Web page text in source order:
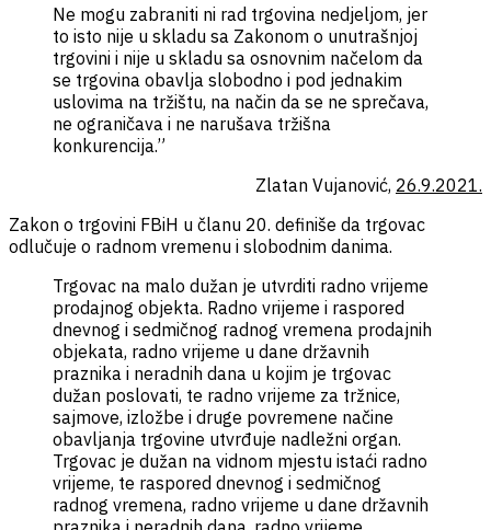
Ne mogu zabraniti ni rad trgovina nedjeljom, jer
to isto nije u skladu sa Zakonom o unutrašnjoj
trgovini i nije u skladu sa osnovnim načelom da
se trgovina obavlja slobodno i pod jednakim
uslovima na tržištu, na način da se ne sprečava,
ne ograničava i ne narušava tržišna
konkurencija.”
Zlatan Vujanović, 26.9.2021.
Zakon o trgovini FBiH u članu 20. definiše da trgovac
odlučuje o radnom vremenu i slobodnim danima.
Trgovac na malo dužan je utvrditi radno vrijeme
prodajnog objekta. Radno vrijeme i raspored
dnevnog i sedmičnog radnog vremena prodajnih
objekata, radno vrijeme u dane državnih
praznika i neradnih dana u kojim je trgovac
dužan poslovati, te radno vrijeme za tržnice,
sajmove, izložbe i druge povremene načine
obavljanja trgovine utvrđuje nadležni organ.
Trgovac je dužan na vidnom mjestu istaći radno
vrijeme, te raspored dnevnog i sedmičnog
radnog vremena, radno vrijeme u dane državnih